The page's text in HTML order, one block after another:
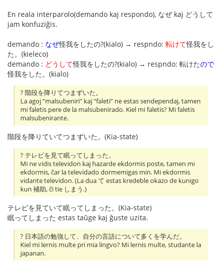
En reala interparolo(demando kaj respondo), なぜ kaj どうして
jam konfuziĝis.
demando : なぜ怪我をしたの?(kialo) → respndo: 転けて怪我をし
た。(kieleco)
demando : どうして怪我をしたの?(kialo) → respndo: 転けたので
怪我をした。(kialo)
? 階段を降りてつまずいた。
La agoj “malsubeniri” kaj “faleti” ne estas sendependaj, tamen
mi faletis pere de la malsubenirado. Kiel mi faletis? Mi faletis
malsubenirante.
階段を降りていてつまずいた。(Kia-state)
? テレビを見て眠ってしまった。
Mi ne vidis televidon kaj hazarde ekdormis poste, tamen mi
ekdormis, ĉar la televidado dormemigas min. Mi ekdormis
vidante televidon. (La dua て estas kredeble okazo de kunigo
kun 補助, ĉi tie しまう.)
テレビを見ていて眠ってしまった。(Kia-state)
眠ってしまった estas taŭge kaj ĝuste uzita.
? 日本語の勉強して、自分の言語について多くを学んだ。
Kiel mi lernis multe pri mia lingvo? Mi lernis multe, studante la
japanan.